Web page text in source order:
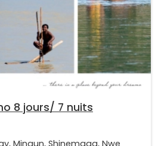
8 jours/ 7 nuits